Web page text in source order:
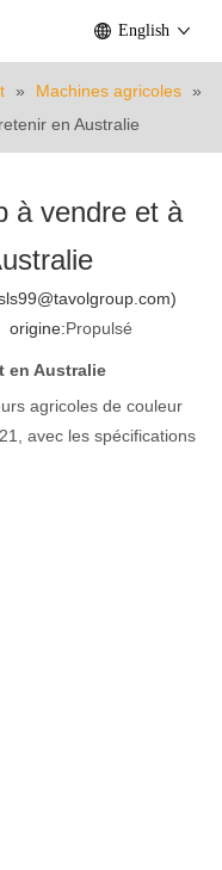
English
» Machines agricoles »
en Australie
à vendre et à
Propulsé
en Australie
agricoles de couleur
avec les spécifications